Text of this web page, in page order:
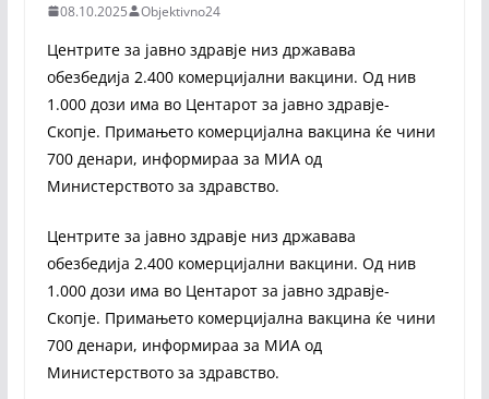
08.10.2025 Objektivno24
Центрите за јавно здравје низ државава
обезбедија 2.400 комерцијални вакцини. Од нив
1.000 дози има во Центарот за јавно здравје-
Скопје. Примањето комерцијална вакцина ќе чини
700 денари, информираа за МИА од
Министерството за здравство.
Центрите за јавно здравје низ државава
обезбедија 2.400 комерцијални вакцини. Од нив
1.000 дози има во Центарот за јавно здравје-
Скопје. Примањето комерцијална вакцина ќе чини
700 денари, информираа за МИА од
Министерството за здравство.